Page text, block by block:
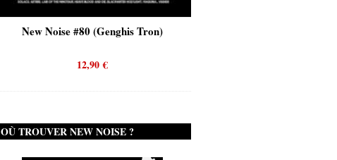
New Noise #80 (Genghis Tron)
12,90€
OÙ TROUVER NEW NOISE ?